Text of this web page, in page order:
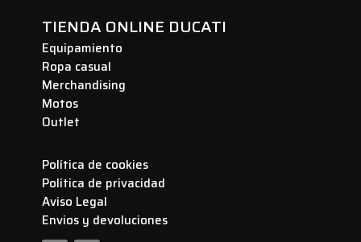
TIENDA ONLINE DUCATI
Equipamiento
Ropa casual
Merchandising
Motos
Outlet
Política de cookies
Política de privacidad
Aviso Legal
Envios y devoluciones